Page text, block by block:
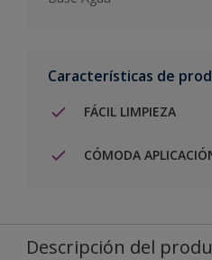
Características de
FÁCIL LIMPIEZA
CÓMODA
Descripción del